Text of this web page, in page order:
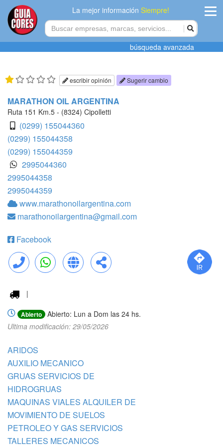
La mejor informaciónSiempre!
Agregar
búsqueda avanzada
escribir opinión Sugerir cambio
MARATHON OIL ARGENTINA
Ruta 151 Km.5 - (8324) Cipolletti
(0299) 155044360
(0299) 155044358
(0299) 155044359
2995044360
2995044358
2995044359
www.marathonoilargentina.com
marathonoilargentina@gmail.com
Facebook
Llamar WhatsApp Web Compartir
|
Abierto
Abierto: Lun a Dom las 24 hs.
Ultima modificación: 29/05/2026
ARIDOS
AUXILIO MECANICO
GRUAS SERVICIOS DE
HIDROGRUAS
MAQUINAS VIALES ALQUILER DE
MOVIMIENTO DE SUELOS
PETROLEO Y GAS SERVICIOS
TALLERES MECANICOS